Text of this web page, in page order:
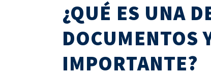
¿QUÉ ES UNA
DOCUMENTOS
IMPORTANTE?